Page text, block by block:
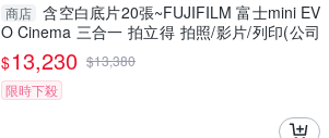
商店 含空白底片20張~FUJIFILM 富士mini EV
O Cinema 三合一 拍立得 拍照/影片/列印(公司
貨)
$13,230 $13,380
限時下殺